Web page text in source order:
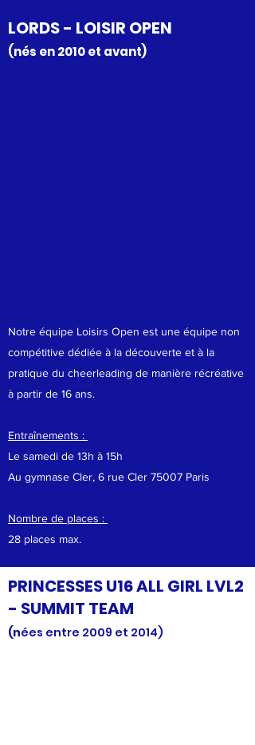
LORDS - LOISIR OPEN
(nés en 2010 et avant)
Notre équipe Loisirs Open est une équipe non
compétitive dédiée à la découverte et à la
pratique du cheerleading de manière récréative
à partir de 16 ans.
Entraînements :
Le samedi de 13h à 15h
Au gymnase Cler, 6 rue Cler 75007 Paris
Nombre de places :
28 places max.​
PRINCESSES U16 ALL GIRL LVL2
- SUMMIT TEAM
(nées entre 2009 et 2014)